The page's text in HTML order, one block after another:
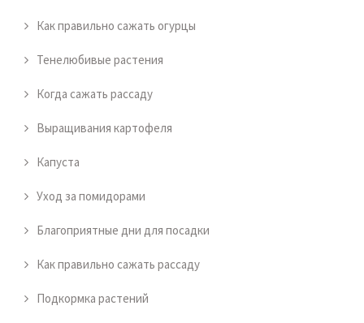
Как правильно сажать огурцы
Тенелюбивые растения
Когда сажать рассаду
Выращивания картофеля
Капуста
Уход за помидорами
Благоприятные дни для посадки
Как правильно сажать рассаду
Подкормка растений